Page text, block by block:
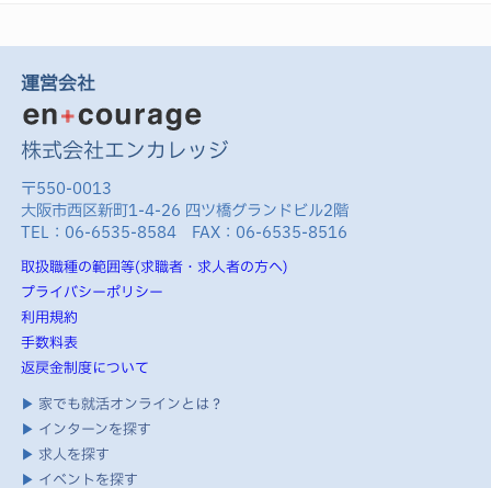
運営会社
株式会社エンカレッジ
〒550-0013
大阪市西区新町1-4-26 四ツ橋グランドビル2階
TEL：06-6535-8584 FAX：06-6535-8516
取扱職種の範囲等(求職者・求人者の方へ)
プライバシーポリシー
利用規約
手数料表
返戻金制度について
▶ 家でも就活オンラインとは？
▶ インターンを探す
▶ 求人を探す
▶ イベントを探す